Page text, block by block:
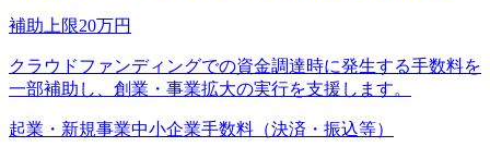
補助上限20万円
クラウドファンディングでの資金調達時に発生する手数料を
一部補助し、創業・事業拡大の実行を支援します。
起業・新規事業中小企業手数料（決済・振込等）